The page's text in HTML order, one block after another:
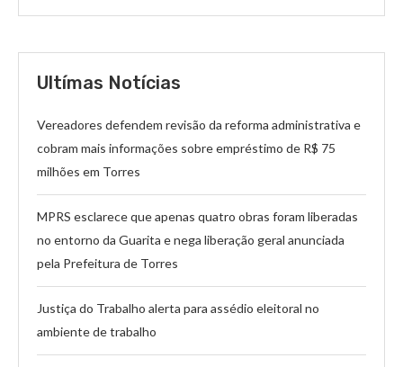
Ultímas Notícias
Vereadores defendem revisão da reforma administrativa e
cobram mais informações sobre empréstimo de R$ 75
milhões em Torres
MPRS esclarece que apenas quatro obras foram liberadas
no entorno da Guarita e nega liberação geral anunciada
pela Prefeitura de Torres
Justiça do Trabalho alerta para assédio eleitoral no
ambiente de trabalho